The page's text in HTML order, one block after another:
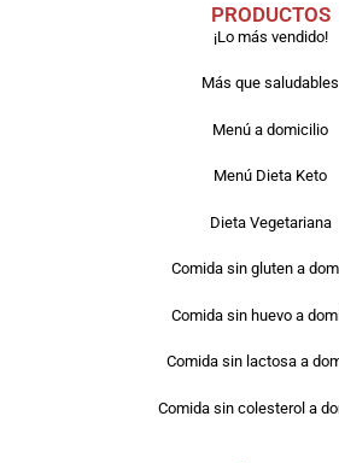
PRODUCTOS
¡Lo más vendido!
Más que saludables
Menú a domicilio
Menú Dieta Keto
Dieta Vegetariana
Comida sin gluten a
Comida sin huevo a
Comida sin lactosa a
Comida sin colesterol a